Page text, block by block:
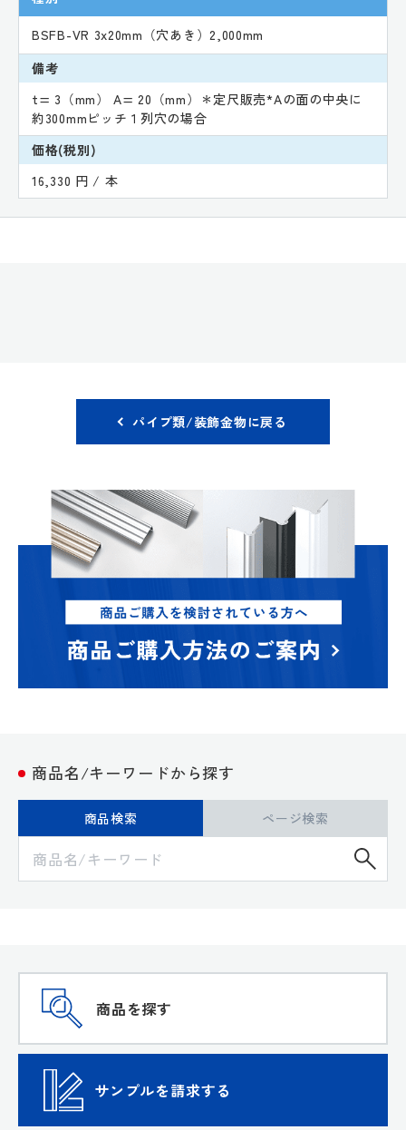
BSFB-VR 3x20mm（穴あき）2,000mm
備考
t= 3（mm） A= 20（mm）＊定尺販売*Aの面の中央に
約300mmピッチ１列穴の場合
価格(税別)
16,330 円 / 本
パイプ類/装飾金物に戻る
商品名/キーワードから探す
商品検索 ページ検索
商品を探す
サンプルを請求する